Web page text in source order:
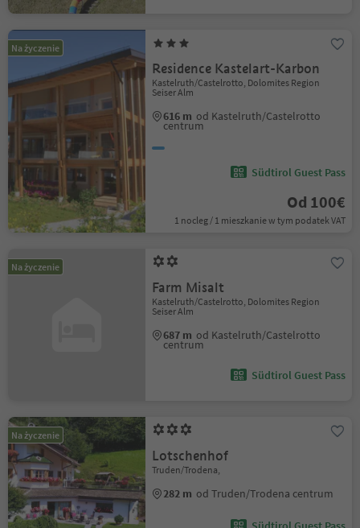
Na życzenie
Residence Kastelart-Karbon
Kastelruth/Castelrotto, Dolomites Region
Seiser Alm
616 m od Kastelruth/Castelrotto
centrum
Südtirol Guest Pass
Od 100€
1 nocleg / 1 mieszkanie w tym podatek VAT
Na życzenie
Farm Misalt
Kastelruth/Castelrotto, Dolomites Region
Seiser Alm
687 m od Kastelruth/Castelrotto
centrum
Südtirol Guest Pass
Na życzenie
Lotschenhof
Truden/Trodena,
282 m od Truden/Trodena centrum